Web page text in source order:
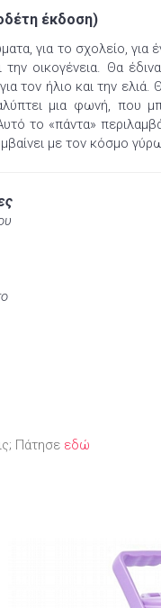
έκδοση)
για το σχολείο, για
την οικογένεια. Θα
τον ήλιο και την ελιά.
μια φωνή, που
το «πάντα»
με τον κόσμο
Πάτησε εδώ